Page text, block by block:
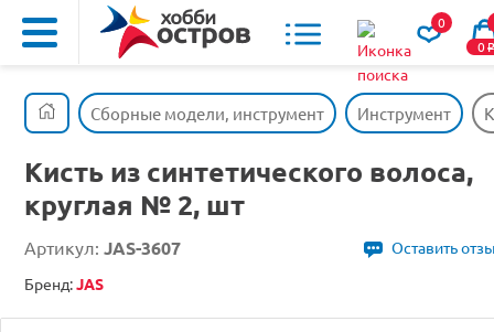
0
0o
Сборные модели, инструмент Инструмент
Кисть из синтетического волоса,
круглая № 2, шт
Артикул: JAS-3607
Оставить
Бренд:JAS